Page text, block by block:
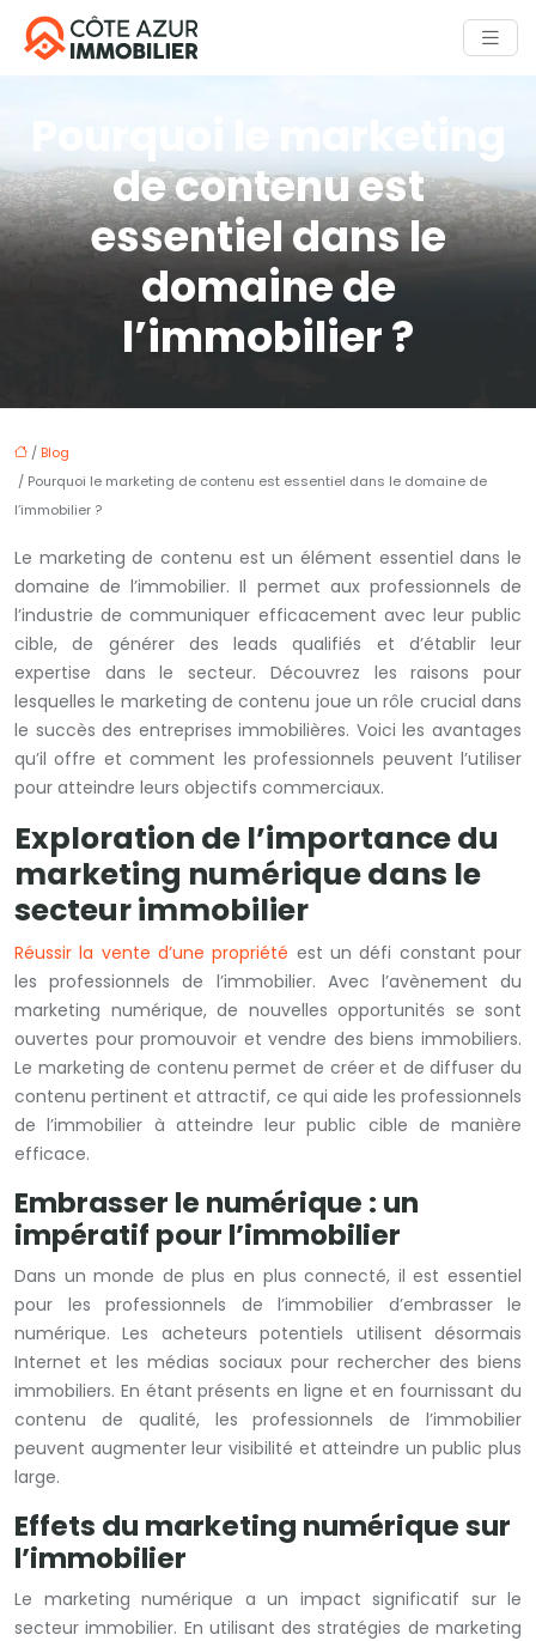
Pourquoi le marketing
de contenu est
essentiel dans le
domaine de
l’immobilier ?
/ Blog
/ Pourquoi le marketing de contenu est essentiel dans le domaine de
l’immobilier ?
Le marketing de contenu est un élément essentiel dans le
domaine de l’immobilier. Il permet aux professionnels de
l’industrie de communiquer efficacement avec leur public
cible, de générer des leads qualifiés et d’établir leur
expertise dans le secteur. Découvrez les raisons pour
lesquelles le marketing de contenu joue un rôle crucial dans
le succès des entreprises immobilières. Voici les avantages
qu’il offre et comment les professionnels peuvent l’utiliser
pour atteindre leurs objectifs commerciaux.
Exploration de l’importance du
marketing numérique dans le
secteur immobilier
Réussir la vente d’une propriété est un défi constant pour
les professionnels de l’immobilier. Avec l’avènement du
marketing numérique, de nouvelles opportunités se sont
ouvertes pour promouvoir et vendre des biens immobiliers.
Le marketing de contenu permet de créer et de diffuser du
contenu pertinent et attractif, ce qui aide les professionnels
de l’immobilier à atteindre leur public cible de manière
efficace.
Embrasser le numérique : un
impératif pour l’immobilier
Dans un monde de plus en plus connecté, il est essentiel
pour les professionnels de l’immobilier d’embrasser le
numérique. Les acheteurs potentiels utilisent désormais
Internet et les médias sociaux pour rechercher des biens
immobiliers. En étant présents en ligne et en fournissant du
contenu de qualité, les professionnels de l’immobilier
peuvent augmenter leur visibilité et atteindre un public plus
large.
Effets du marketing numérique sur
l’immobilier
Le marketing numérique a un impact significatif sur le
secteur immobilier. En utilisant des stratégies de marketing